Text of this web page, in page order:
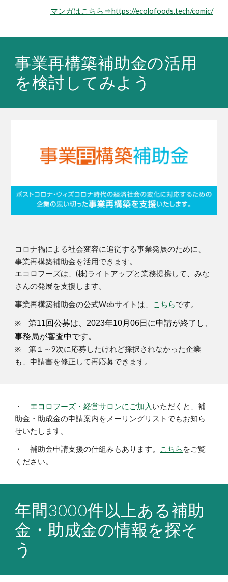
マンガはこちら⇒https://ecolofoods.tech/comic/
事業再構築補助金の活用
を検討してみよう
コロナ禍による社会変容に追従する事業発展のために、
事業再構築補助金を活用できます。
エコロフーズは、(株)ライトアップと業務提携して、みな
さ んの発展を支援します。
事業再構築補助金の公式Webサイトは、 こちらです。
※第11回公募は、2023年10月06日に申請が終了し、
事務局が審査中です。
※ 第１～9次に応募したけれど採択されなかった企業
も、申請書を修正して再応募できます。
・ エコロフーズ・経営サロンにご加入 いただくと、補
助金・助成金の申請案内をメーリングリストでもお知ら
せいたします。
・ 補助金申請支援の仕組みもあります。 こちら をご覧
ください。
年間3000件以上ある補助
金・助成金の情報を探そ
う